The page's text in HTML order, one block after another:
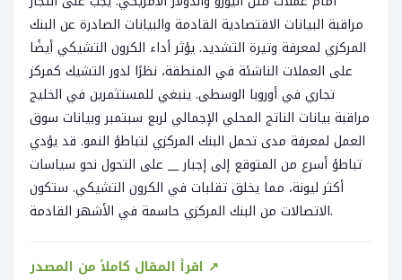
مراقبة البيانات الاقتصادية القادمة والبيانات الصادرة عن البنك
المركزي لمعرفة وتيرة التشديد. يؤثر أداء الكرون التشيكي أيضًا
على العملات الناشئة في المنطقة، نظرًا لدور التشيك كمركز
تجاري في أوروبا الوسطى. ينبغي للمستثمرين في الخليج
مراقبة بيانات الناتج المحلي الإجمالي لربع سبتمبر وبيانات سوق
العمل لمعرفة مدى تحمل البنك المركزي لتباطؤ النمو. قد يؤدي
تباطؤ أسرع من المتوقع إلى إجبار __ على التحول نحو سياسات
أكثر ليونة، مما يخلق تقلبات في الكرون التشيكي. ستكون
الاتصالات من البنك المركزي حاسمة في الأشهر القادمة.
اقرأ المقال كاملاً من المصدر ↗